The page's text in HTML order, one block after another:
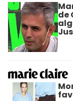
de